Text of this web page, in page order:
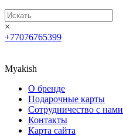
×
+77076765399
Myakish
О бренде
Подарочные карты
Сотрудничество с нами
Контакты
Карта сайта